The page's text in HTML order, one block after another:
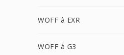
WOFF à EXR
WOFF à G3